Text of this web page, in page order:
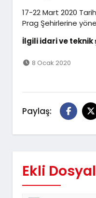
17-22 Mart 2020
Prag Şehirlerine
İlgili idari ve teknik
8 Ocak 2020
Paylaş:
Ekli